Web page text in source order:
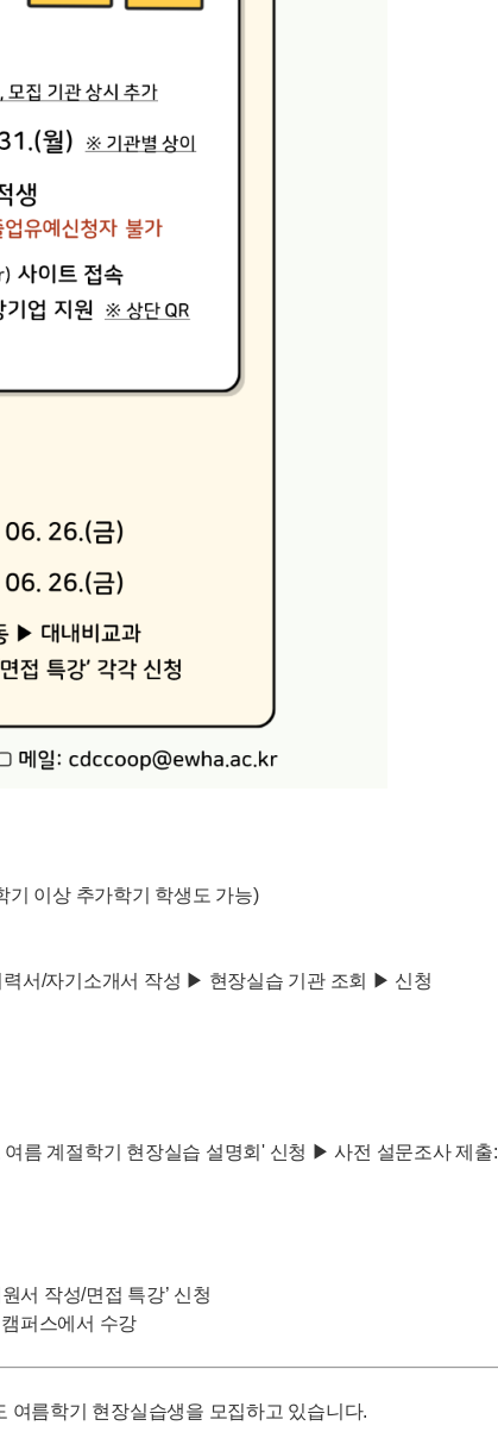
기 이상 추가학기 학생도 가능)
서/자기소개서 작성 ▶ 현장실습 기관 조회 ▶ 신청
계절학기 현장실습 설명회' 신청 ▶ 사전 설문조사 제출:
서 작성/면접 특강’ 신청
퍼스에서 수강
여름학기 현장실습생을 모집하고 있습니다.